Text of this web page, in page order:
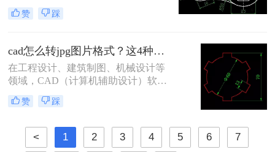
但有时我们需要将CAD文件转换为高
清图片以便于展示、分享或进一步处
以下将为您详细介绍几种将CAD文件
转换为高清图片的方法。
赞 踩
cad怎么转jpg图片格式？这4种方法一分钟就能学会！
在工程设计、建筑制图、机械设计等
领域，CAD（计算机辅助设计）软件
是不可或缺的工具。然而，在某些情
况下，我们可能需要将CAD图纸转换
布、通过电子邮件发送或在不支持
CAD软件的设备上查看。那么cad怎
赞 踩
< 1 2 3 4 5 6 7